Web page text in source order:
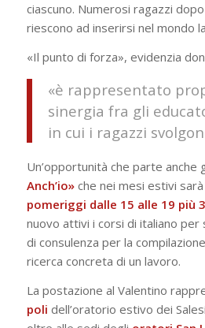
ciascuno. Numerosi ragazzi
riescono ad inserirsi nel mondo
«Il punto di forza», evidenzia
«è rappresentato
sinergia fra gli
in cui i ragazzi
Un’opportunità che parte anche
Anch’io»che nei mesi estivi
pomeriggi dalle 15 alle 19 più
nuovo attivi i corsi di italiano
di consulenza per la
ricerca concreta di un lavoro.
La postazione al Valentino
poli dell’oratorio estivo dei